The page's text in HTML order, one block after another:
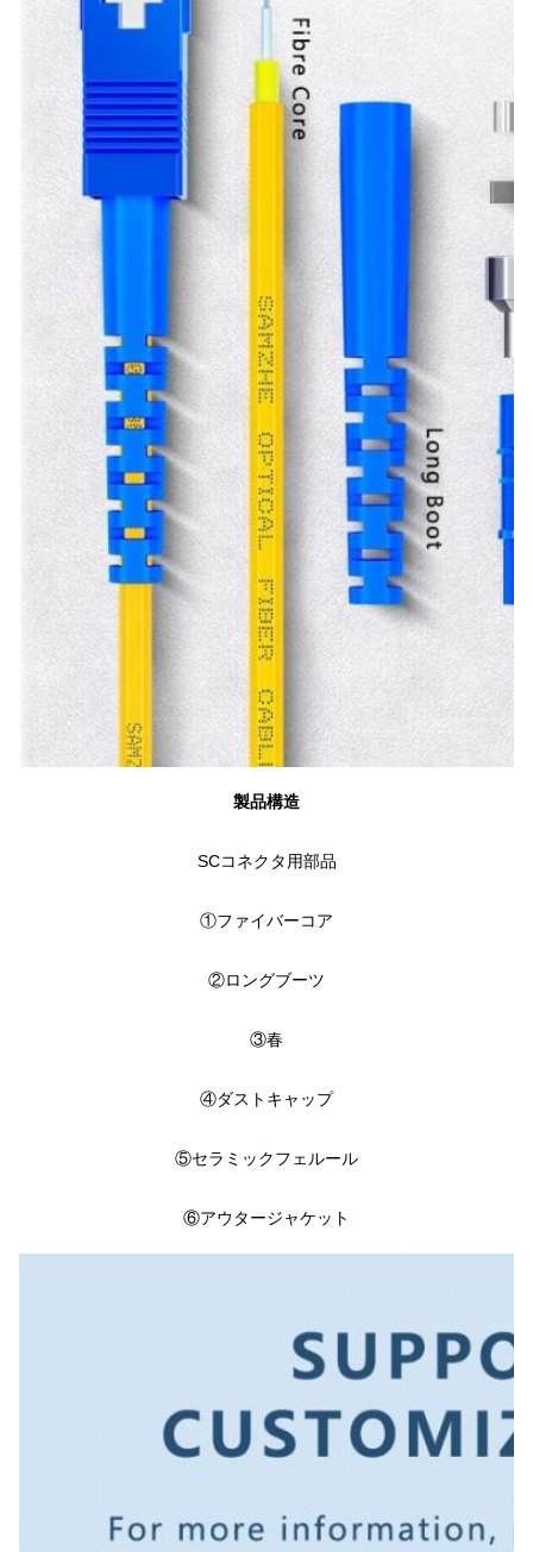
製品構造
SCコネクタ用部品
①ファイバーコア
②ロングブーツ
③春
④ダストキャップ
⑤セラミックフェルール
⑥アウタージャケット